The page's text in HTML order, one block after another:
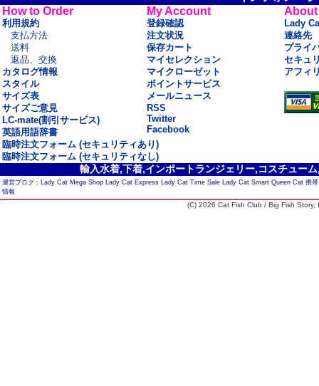
How to Order
利用規約
支払方法
送料
返品、交換
カタログ情報
スタイル
サイズ表
サイズご意見
LC-mate(割引サービス)
英語用語辞書
My Account
登録確認
注文状況
保存カート
マイセレクション
マイクローゼット
ポイントサービス
メールニュース
RSS
Twitter
Facebook
About
Lady
連絡先
プライ
セキュ
アフィ
臨時注文フォーム (セキュリティあり)
臨時注文フォーム (セキュリティなし)
輸入水着,下着,インポートランジェリー,コスチュー
運営ブログ : Lady Cat Mega Shop Lady Cat Express Lady Cat Time Sale Lady Cat Smart Queen Cat 携
情報
(C) 2026 Cat Fish Club / Big Fish Story,